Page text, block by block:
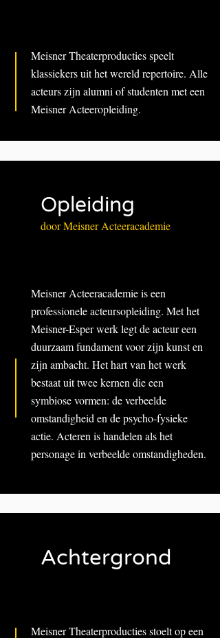
Meisner Theaterproducties speelt
klassiekers uit het wereld repertoire. Alle
acteurs zijn alumni of studenten met een
Meisner Acteeropleiding.
Opleiding
door Meisner Acteeracademie
Meisner Acteeracademie is een
professionele acteursopleiding. Met het
Meisner-Esper werk legt de acteur een
duurzaam fundament voor zijn kunst en
zijn ambacht. Het hart van het werk
bestaat uit twee kernen die een
symbiose vormen: de verbeelde
omstandigheid en de psycho-fysieke
actie. Acteren is handelen als het
personage in verbeelde omstandigheden.
Achtergrond
Meisner Theaterproducties stoelt op een